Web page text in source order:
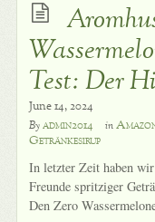
Test: Der
June 14, 2024
Byadmin2014 in
Getränkesirup
In letzter Zeit haben
Freunde spritziger
Den Zero